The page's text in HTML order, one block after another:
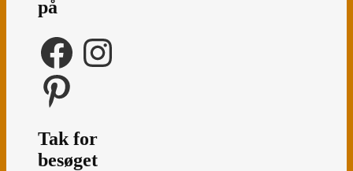
på
FacebookInstagram
Pinterest
Tak for
besøget